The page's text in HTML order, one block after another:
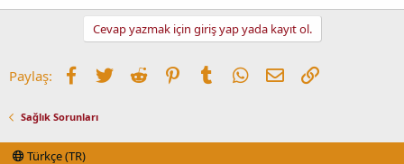
Cevap yazmak için giriş yap yada kayıt ol.
Paylaş: Facebook
TwitterReddit PinterestTumblrWhatsApp
E-postaLink
Sağlık Sorunları
Türkçe (TR)